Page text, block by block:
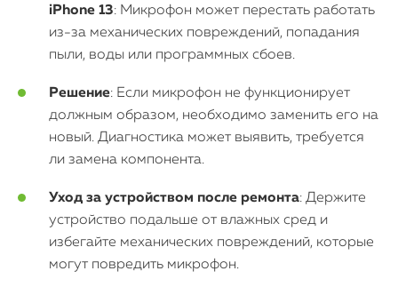
О нас
Контакты
Статьи
iPhone 13: Микрофон может перестать работать
из-за механических повреждений, попадания
пыли, воды или программных сбоев.
Решение: Если микрофон не функционирует
должным образом, необходимо заменить его на
новый. Диагностика может выявить, требуется
ли замена компонента.
Уход за устройством после ремонта: Держите
устройство подальше от влажных сред и
избегайте механических повреждений, которые
могут повредить микрофон.